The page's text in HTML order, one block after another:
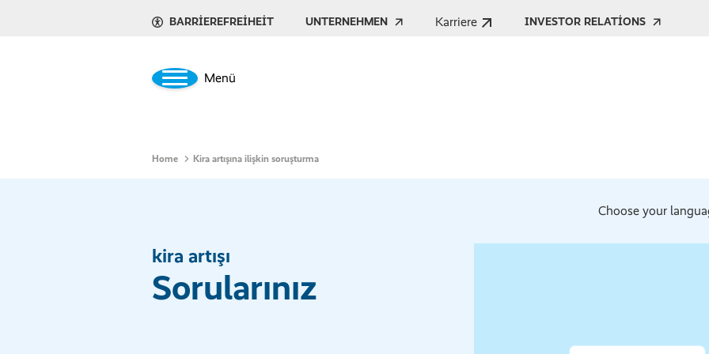
BARRIEREFREIHEIT UNTERNEHMEN Karriere INVESTOR RELATIONS
Menü
Home Kira artışına ilişkin soruşturma
Choose your
kira artışı
Sorularınız